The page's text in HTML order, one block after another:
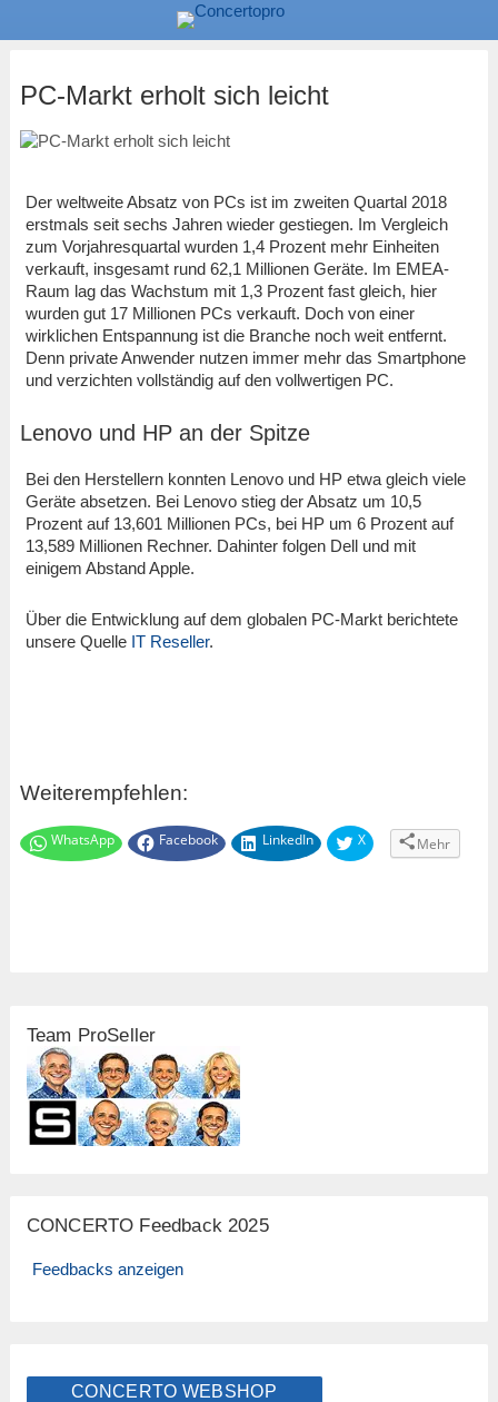
PC-Markt erholt sich leicht
Der weltweite Absatz von PCs ist im zweiten Quartal 2018
erstmals seit sechs Jahren wieder gestiegen. Im Vergleich
zum Vorjahresquartal wurden 1,4 Prozent mehr Einheiten
verkauft, insgesamt rund 62,1 Millionen Geräte. Im EMEA-
Raum lag das Wachstum mit 1,3 Prozent fast gleich, hier
wurden gut 17 Millionen PCs verkauft. Doch von einer
wirklichen Entspannung ist die Branche noch weit entfernt.
Denn private Anwender nutzen immer mehr das Smartphone
und verzichten vollständig auf den vollwertigen PC.
Lenovo und HP an der Spitze
Bei den Herstellern konnten Lenovo und HP etwa gleich viele
Geräte absetzen. Bei Lenovo stieg der Absatz um 10,5
Prozent auf 13,601 Millionen PCs, bei HP um 6 Prozent auf
13,589 Millionen Rechner. Dahinter folgen Dell und mit
einigem Abstand Apple.
Über die Entwicklung auf dem globalen PC-Markt berichtete
unsere Quelle IT Reseller.
Weiterempfehlen:
WhatsApp Facebook LinkedIn X Mehr
Team ProSeller
CONCERTO Feedback 2025
Feedbacks anzeigen
CONCERTO WEBSHOP